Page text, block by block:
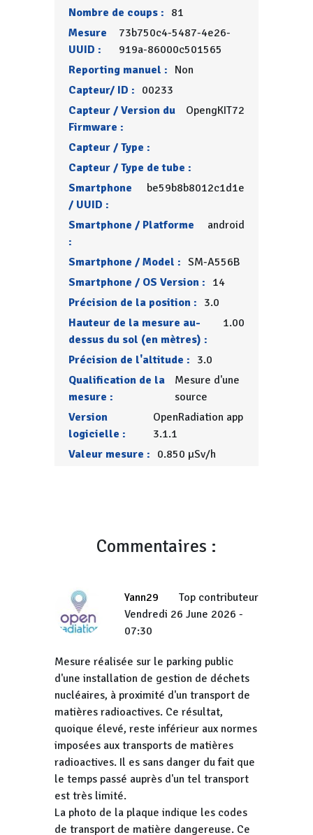
Nombre de coups : 81
Mesure
UUID :
73b750c4-5487-4e26-
919a-86000c501565
Reporting manuel : Non
Capteur/ ID : 00233
Capteur / Version du
Firmware :
OpengKIT72
Capteur / Type :
Capteur / Type de tube :
Smartphone
/ UUID :
be59b8b8012c1d1e
Smartphone / Platforme
:
android
Smartphone / Model : SM-A556B
Smartphone / OS Version : 14
Précision de la position : 3.0
Hauteur de la mesure au-
dessus du sol (en mètres) :
1.00
Précision de l'altitude : 3.0
Qualification de la
mesure :
Mesure d'une
source
Version
logicielle :
OpenRadiation app
3.1.1
Valeur mesure : 0.850 µSv/h
Commentaires :
Yann29
Top contributeur
Vendredi 26 June 2026 -
07:30
Mesure réalisée sur le parking public
d'une installation de gestion de déchets
nucléaires, à proximité d'un transport de
matières radioactives. Ce résultat,
quoique élevé, reste inférieur aux normes
imposées aux transports de matières
radioactives. Il es sans danger du fait que
le temps passé auprès d'un tel transport
est très limité.
La photo de la plaque indique les codes
de transport de matière dangereuse. Ce